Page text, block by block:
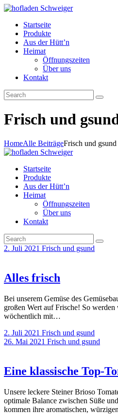
Startseite
Produkte
Aus der Hütt’n
Heimat
Öffnungszeiten
Über uns
Kontakt
Frisch und
HomeAlle BeiträgeFrisch und gsund
Startseite
Produkte
Aus der Hütt’n
Heimat
Öffnungszeiten
Über uns
Kontakt
2. Juli 2021 Frisch und gsund
Alles frisch
Bei unserem Gemüse des
großen Wert auf Frische! So
wöchentlich mit…
2. Juli 2021 Frisch und gsund
26. Mai 2021 Frisch und gsund
Eine klassische Top-
Unsere leckere Steiner Brioso
optimale Balance zwischen Süße
kommen ihre aromatischen,